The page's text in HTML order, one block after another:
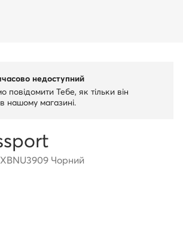
недоступний
Тебе, як тільки він
нашому магазині.
Чорний